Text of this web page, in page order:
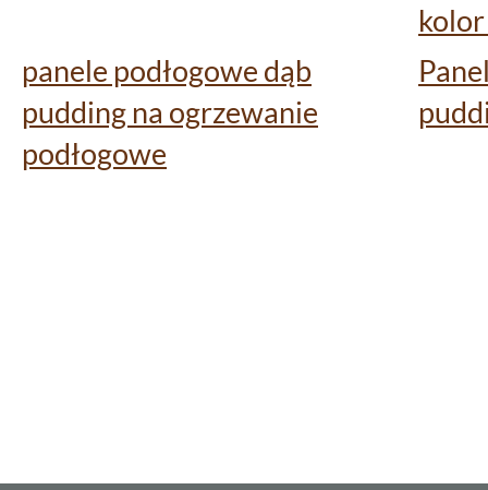
panele podłogowe dąb
pudding na ogrzewanie
podłogowe